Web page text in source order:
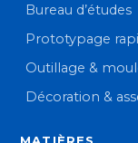
Bureau d’études
Prototypage
Outillage &
Décoration &
MATIÈRES